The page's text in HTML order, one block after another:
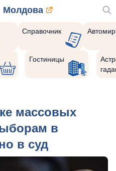
Молдова
Справочник Автомир
Гостиницы
массовых
в
в суд